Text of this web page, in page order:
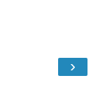
›